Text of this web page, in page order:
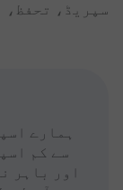
سپریڈ، تحفظ،
ہمارے
سے کم
اور باہر